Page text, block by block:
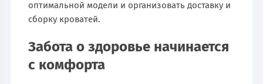
оптимальной модели и организовать доставку и
сборку кроватей.
Забота о здоровье начинается
с комфорта